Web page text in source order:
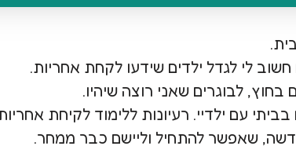
לבוגרים שאני רוצה שיהיו.
שאפשר להתחיל וליישם כבר ממחר.